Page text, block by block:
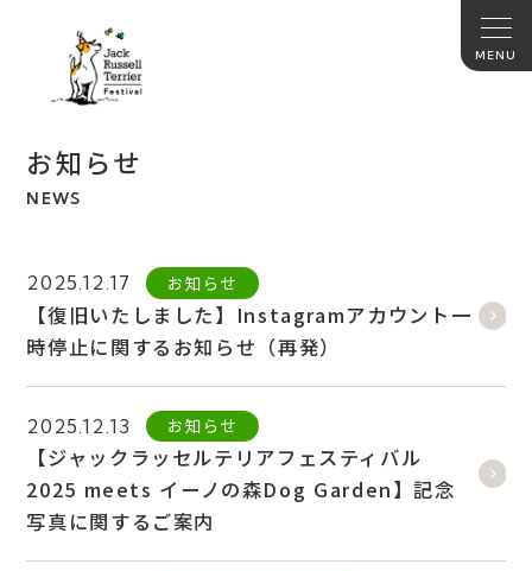
お知らせ
NEWS
2025.12.17 お知らせ
【復旧いたしました】Instagramアカウント一
時停止に関するお知らせ（再発）
2025.12.13 お知らせ
【ジャックラッセルテリアフェスティバル
2025 meets イーノの森Dog Garden】記念
写真に関するご案内